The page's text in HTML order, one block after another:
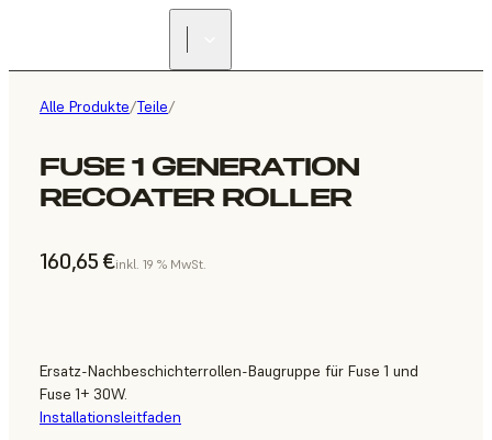
Alle Produkte/Teile/
FUSE 1 GENERATION
RECOATER ROLLER
160,65 €inkl. 19 % MwSt.
Ersatz-Nachbeschichterrollen-Baugruppe für Fuse 1 und
Fuse 1+ 30W.
Installationsleitfaden